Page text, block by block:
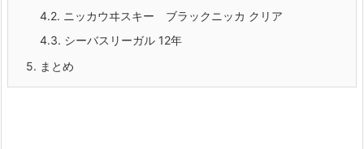
4.2. ニッカウヰスキー ブラックニッカ クリア
4.3. シーバスリーガル 12年
5. まとめ